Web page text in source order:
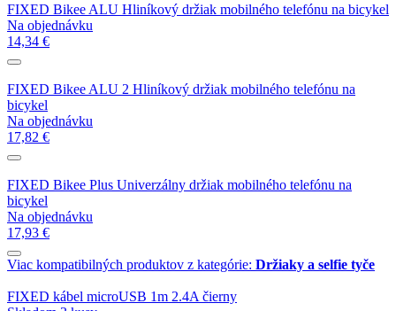
FIXED Bikee ALU Hliníkový držiak mobilného telefónu na bicykel
Na objednávku
14,34 €
FIXED Bikee ALU 2 Hliníkový držiak mobilného telefónu na
bicykel
Na objednávku
17,82 €
FIXED Bikee Plus Univerzálny držiak mobilného telefónu na
bicykel
Na objednávku
17,93 €
Viac kompatibilných produktov z kategórie: Držiaky a selfie tyče
FIXED kábel microUSB 1m 2.4A čierny